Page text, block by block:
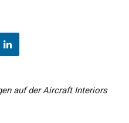
auf der Aircraft Interiors